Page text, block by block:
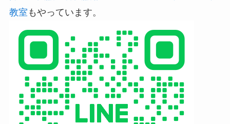
教室 もやっています。